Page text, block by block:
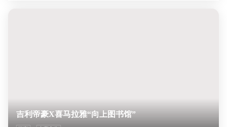
吉利帝豪X喜马拉雅“向上图书馆”